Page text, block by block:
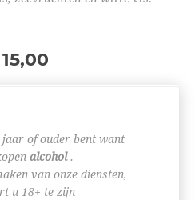
+
-
jaar of ouder bent want
alcohol.
van onze diensten,
u 18+ te zijn